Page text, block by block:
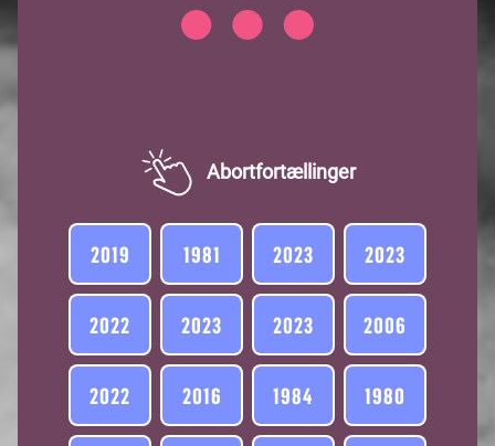
Item
Abortfortællinger
2019 1981 2023 2023
2022 2023 2023 2006
2022 2016 1984 1980